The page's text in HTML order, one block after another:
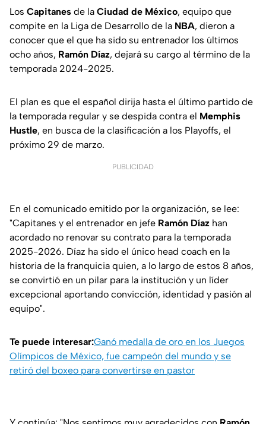
Los Capitanes de la Ciudad de México, equipo que
compite en la Liga de Desarrollo de la NBA, dieron a
conocer que el que ha sido su entrenador los últimos
ocho años, Ramón Díaz, dejará su cargo al término de la
temporada 2024-2025.
El plan es que el español dirija hasta el último partido de
la temporada regular y se despida contra el Memphis
Hustle, en busca de la clasificación a los Playoffs, el
próximo 29 de marzo.
PUBLICIDAD
En el comunicado emitido por la organización, se lee:
"Capitanes y el entrenador en jefe Ramón Díaz han
acordado no renovar su contrato para la temporada
2025-2026. Díaz ha sido el único head coach en la
historia de la franquicia quien, a lo largo de estos 8 años,
se convirtió en un pilar para la institución y un líder
excepcional aportando convicción, identidad y pasión al
equipo".
Te puede interesar:Ganó medalla de oro en los Juegos
Olímpicos de México, fue campeón del mundo y se
retiró del boxeo para convertirse en pastor